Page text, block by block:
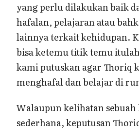
yang perlu dilakukan baik
hafalan, pelajaran atau
lainnya terkait kehidupan.
bisa ketemu titik temu
kami putuskan agar Thoriq
menghafal dan belajar di
Walaupun kelihatan sebuah
sederhana, keputusan